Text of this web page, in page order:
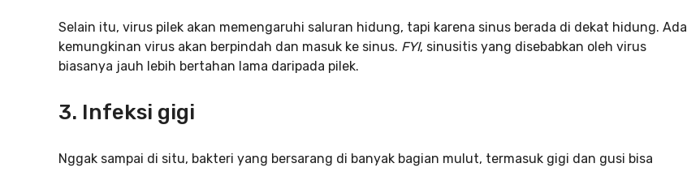
Selain itu, virus pilek akan memengaruhi saluran hidung, tapi karena sinus berada di dekat hidung. Ada
kemungkinan virus akan berpindah dan masuk ke sinus. FYI, sinusitis yang disebabkan oleh virus
biasanya jauh lebih bertahan lama daripada pilek.
3. Infeksi gigi
Nggak sampai di situ, bakteri yang bersarang di banyak bagian mulut, termasuk gigi dan gusi bisa